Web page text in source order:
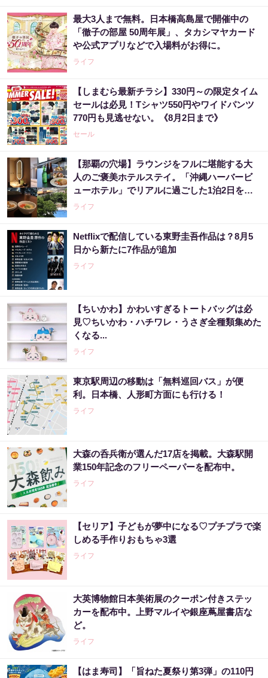
最大3人まで無料。日本橋高島屋で開催中の
「徹子の部屋 50周年展」、タカシマヤカード
や公式アプリなどで入場料がお得に。
ライフ
【しまむら最新チラシ】330円～の限定タイム
セールは必見！Tシャツ550円やワイドパンツ
770円も見逃せない。《8月2日まで》
セール
【那覇の穴場】ラウンジをフルに堪能する大
人のご褒美ホテルステイ。「沖縄ハーバービ
ューホテル」でリアルに過ごした1泊2日をレ
ビュー。
ライフ
Netflixで配信している東野圭吾作品は？8月5
日から新たに7作品が追加
ライフ
【ちいかわ】かわいすぎるトートバッグは必
見♡ちいかわ・ハチワレ・うさぎ全種類集めた
くなる...
ライフ
東京駅周辺の移動は「無料巡回バス」が便
利。日本橋、人形町方面にも行ける！
ライフ
大森の呑兵衛が選んだ17店を掲載。大森駅開
業150年記念のフリーペーパーを配布中。
ライフ
【セリア】子どもが夢中になる♡プチプラで楽
しめる手作りおもちゃ3選
ライフ
大英博物館日本美術展のクーポン付きステッ
カーを配布中。上野マルイや銀座蔦屋書店な
ど。
ライフ
【はま寿司】「旨ねた夏祭り第3弾」の110円